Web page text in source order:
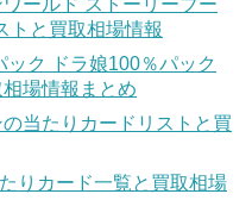
ールド ストーリーブー
トと買取相場情報
ク ドラ娘100％パック
場情報まとめ
当たりカードリストと買
りカード一覧と買取相場